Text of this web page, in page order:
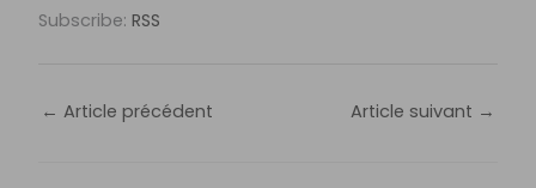
Subscribe:RSS
← Article précédent Article suivant →